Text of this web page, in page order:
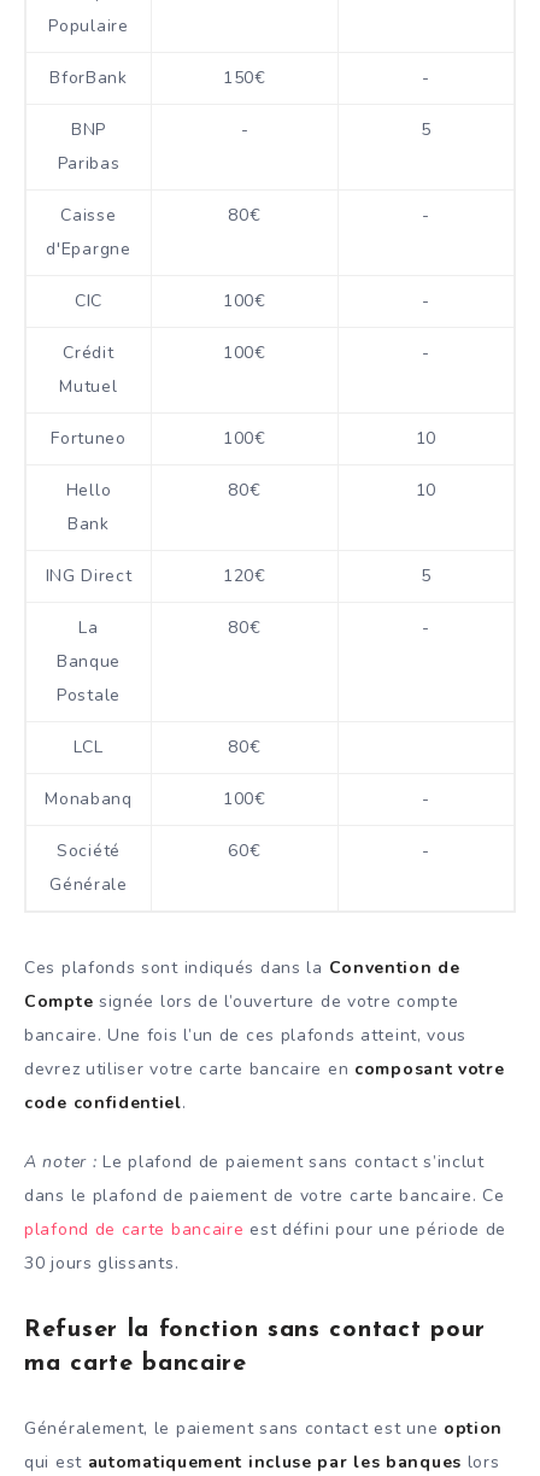
Populaire
BforBank 150€ -
BNP
Paribas
- 5
Caisse
d'Epargne
80€ -
CIC 100€ -
Crédit
Mutuel
100€ -
Fortuneo 100€ 10
Hello
Bank
80€ 10
ING Direct 120€ 5
La
Banque
Postale
80€ -
LCL 80€
Monabanq 100€ -
Société
Générale
60€ -
Ces plafonds sont indiqués dans la Convention de
Compte signée lors de l’ouverture de votre compte
bancaire. Une fois l’un de ces plafonds atteint, vous
devrez utiliser votre carte bancaire en composant votre
code confidentiel.
A noter : Le plafond de paiement sans contact s’inclut
dans le plafond de paiement de votre carte bancaire. Ce
plafond de carte bancaire est défini pour une période de
30 jours glissants.
Refuser la fonction sans contact pour
ma carte bancaire
Généralement, le paiement sans contact est une option
qui est automatiquement incluse par les banques lors